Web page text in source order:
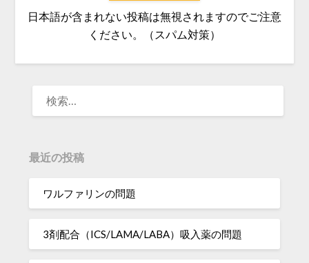
日本語が含まれない投稿は無視されますのでご注意
ください。（スパム対策）
最近の投稿
ワルファリンの問題
3剤配合（ICS/LAMA/LABA）吸入薬の問題